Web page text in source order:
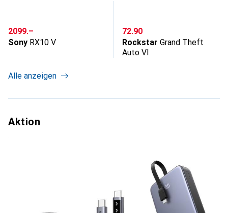
CHF
2099.–
Sony RX10 V
CHF
72.90
Rockstar Grand Theft
Auto VI
Alle anzeigen
Aktion